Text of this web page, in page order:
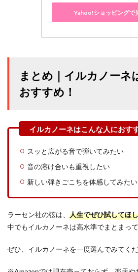
Yahoo!ショッピングで
まとめ｜イルカノーネ
おすすめ！
スッと広がる音で弾いてみたい
音の溶け合いも重視したい
新しい弾きごこちを体感してみたい
ラーセン社の弦は、 人生でぜひ試してほ
中でもイルカノーネは高水準でまとまっ
ぜひ、イルカノーネを一度選んでみてくだ